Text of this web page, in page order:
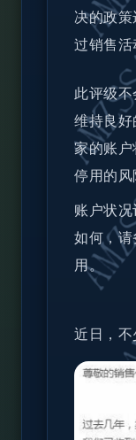
决的政
过销售
此评级
维持良
家的账
停用的风
账户状
如何，
用。
近日，